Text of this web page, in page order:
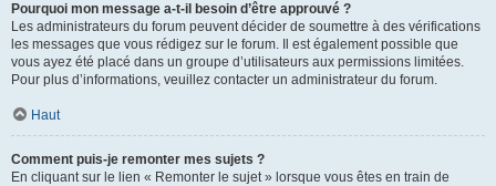
Pourquoi mon message a-t-il besoin d’être approuvé ?
Les administrateurs du forum peuvent décider de soumettre à des vérifications
les messages que vous rédigez sur le forum. Il est également possible que
vous ayez été placé dans un groupe d’utilisateurs aux permissions limitées.
Pour plus d’informations, veuillez contacter un administrateur du forum.
Haut
Comment puis-je remonter mes sujets ?
En cliquant sur le lien « Remonter le sujet » lorsque vous êtes en train de